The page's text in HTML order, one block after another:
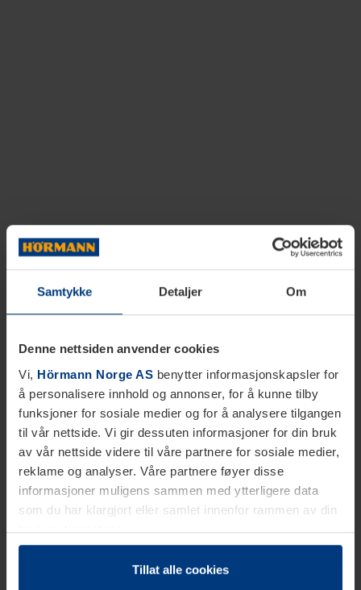
Samtykke Detaljer Om
Denne nettsiden anvender cookies
Vi, Hörmann Norge AS benytter informasjonskapsler for
å personalisere innhold og annonser, for å kunne tilby
funksjoner for sosiale medier og for å analysere tilgangen
til vår nettside. Vi gir dessuten informasjoner for din bruk
av vår nettside videre til våre partnere for sosiale medier,
reklame og analyser. Våre partnere føyer disse
informasjoner muligens sammen med ytterligere data
som du har klargjort eller samlet innenfor rammen av din
bruk av tjenestene.
Etter loven kan vi lagre informasjonskapsler på din
datamaskin, hvis disse er absolutt nødvendig for drift av
Tillat alle cookies